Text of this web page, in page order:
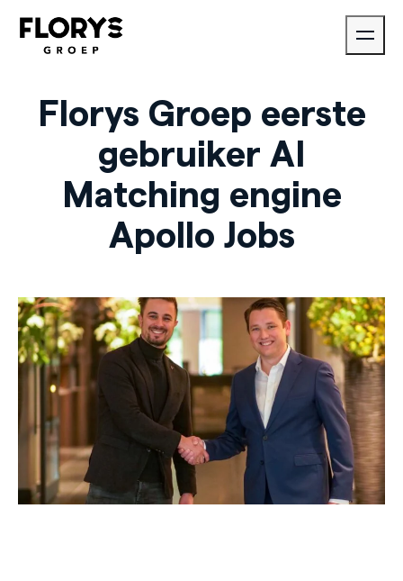
Florys Groep eerste
gebruiker AI
Matching engine
Apollo Jobs